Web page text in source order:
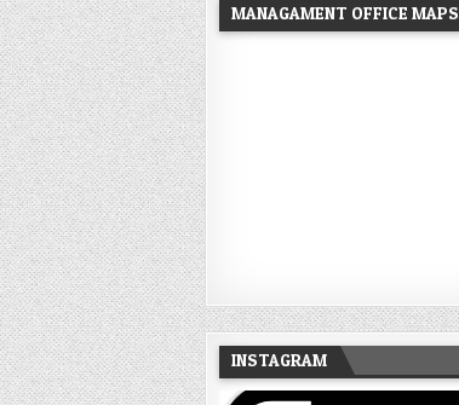
MANAGAMENT OFFICE MAPS
INSTAGRAM